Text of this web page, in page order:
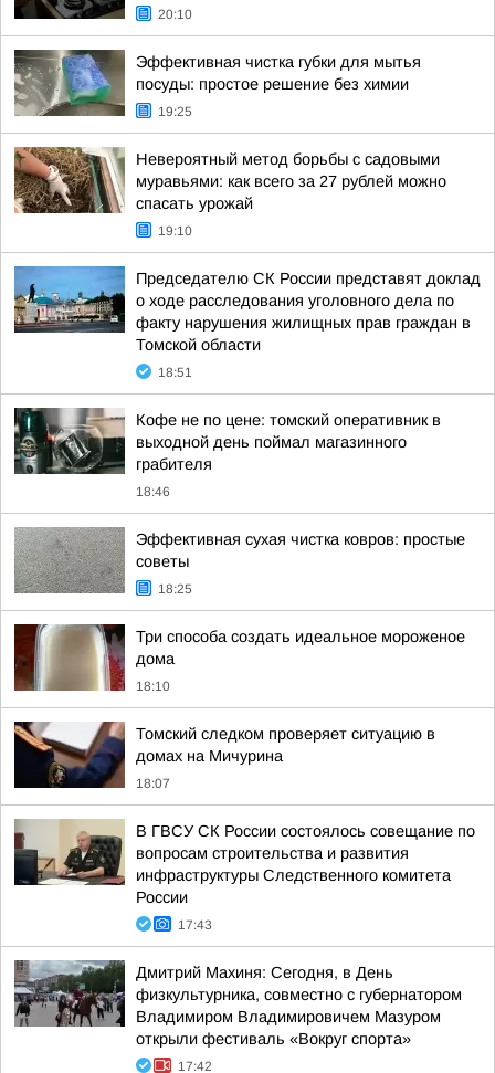
20:10
Эффективная чистка губки для мытья
посуды: простое решение без химии
19:25
Невероятный метод борьбы с садовыми
муравьями: как всего за 27 рублей можно
спасать урожай
19:10
Председателю СК России представят доклад
о ходе расследования уголовного дела по
факту нарушения жилищных прав граждан в
Томской области
18:51
Кофе не по цене: томский оперативник в
выходной день поймал магазинного
грабителя
18:46
Эффективная сухая чистка ковров: простые
советы
18:25
Три способа создать идеальное мороженое
дома
18:10
Томский следком проверяет ситуацию в
домах на Мичурина
18:07
В ГВСУ СК России состоялось совещание по
вопросам строительства и развития
инфраструктуры Следственного комитета
России
17:43
Дмитрий Махиня: Сегодня, в День
физкультурника, совместно с губернатором
Владимиром Владимировичем Мазуром
открыли фестиваль «Вокруг спорта»
17:42